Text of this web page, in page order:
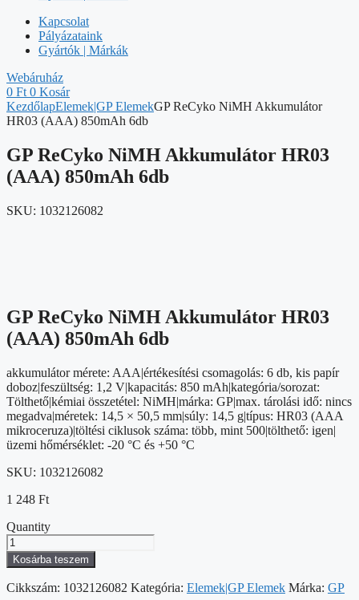
Kapcsolat
Pályázataink
Gyártók | Márkák
Webáruház
0 Ft 0 Kosár
KezdőlapElemek|GP ElemekGP ReCyko NiMH Akkumulátor
HR03 (AAA) 850mAh 6db
GP ReCyko NiMH Akkumulátor HR03
(AAA) 850mAh 6db
SKU: 1032126082
GP ReCyko NiMH Akkumulátor HR03
(AAA) 850mAh 6db
akkumulátor mérete: AAA|értékesítési csomagolás: 6 db, kis papír
doboz|feszültség: 1,2 V|kapacitás: 850 mAh|kategória/sorozat:
Tölthető|kémiai összetétel: NiMH|márka: GP|max. tárolási idő: nincs
megadva|méretek: 14,5 × 50,5 mm|súly: 14,5 g|típus: HR03 (AAA
mikroceruza)|töltési ciklusok száma: több, mint 500|tölthető: igen|
üzemi hőmérséklet: -20 °C és +50 °C
SKU: 1032126082
1 248 Ft
Quantity
GP
ReCyko
NiMH
Akkumulátor
Kosárba teszem
Cikkszám: 1032126082 Kategória: Elemek|GP Elemek Márka: GP